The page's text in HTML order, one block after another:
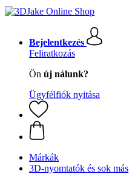
Bejelentkezés
Feliratkozás
Ön új nálunk?
Ügyfélfiók nyitása
Márkák
3D-nyomtatók és sok más